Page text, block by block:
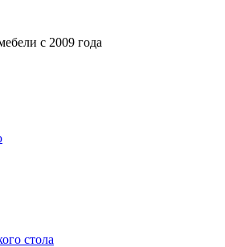
с 2009 года
стола